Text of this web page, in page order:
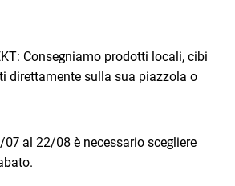
Consegniamo prodotti locali, cibi
direttamente sulla sua piazzola o
07 al 22/08 è necessario scegliere